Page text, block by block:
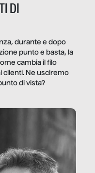
DI
durante e dopo
punto e basta, la
cambia il filo
clienti. Ne usciremo
di vista?